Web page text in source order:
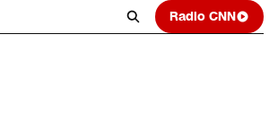
Radio CNN